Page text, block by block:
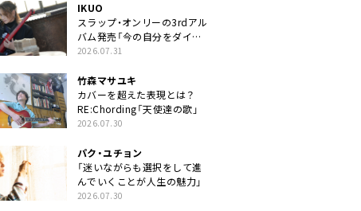
IKUO
スラップ・オンリーの3rdアル
バム発売「今の自分をダイレ
クトに」
2026.07.31
竹森マサユキ
カバーを超えた表現とは？
RE:Chording「天使達の歌」
2026.07.30
パク・ユチョン
「迷いながらも選択をして進
んでいくことが人生の魅力」
2026.07.30